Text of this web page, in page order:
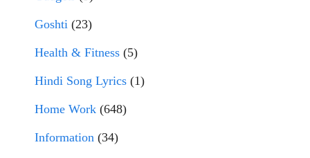
Goshti (23)
Health & Fitness (5)
Hindi Song Lyrics (1)
Home Work (648)
Information (34)